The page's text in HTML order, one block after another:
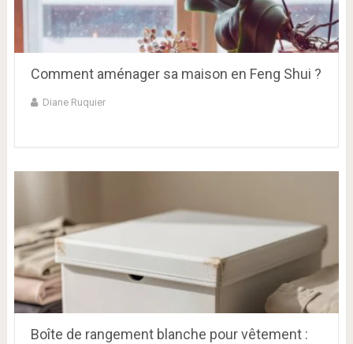
Comment aménager sa maison en Feng Shui ?
Diane Ruquier
Boîte de rangement blanche pour vêtement :